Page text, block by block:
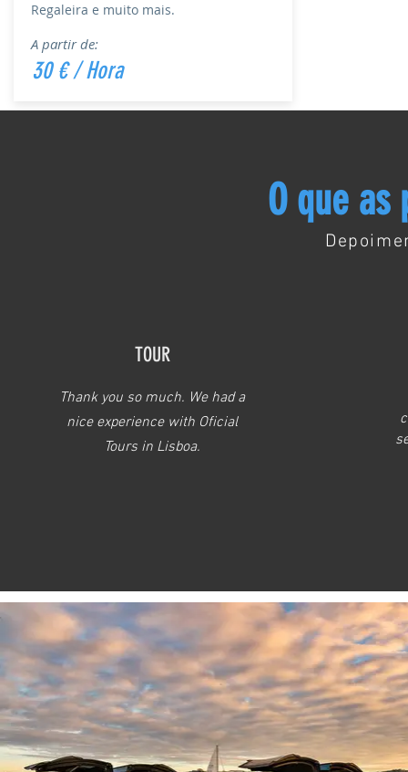
Regaleira e muito mais.
A partir de:
30 € / Hora
O que as
TOUR
Thank you so much. We had a
nice experience with Oficial
Tours in Lisboa.